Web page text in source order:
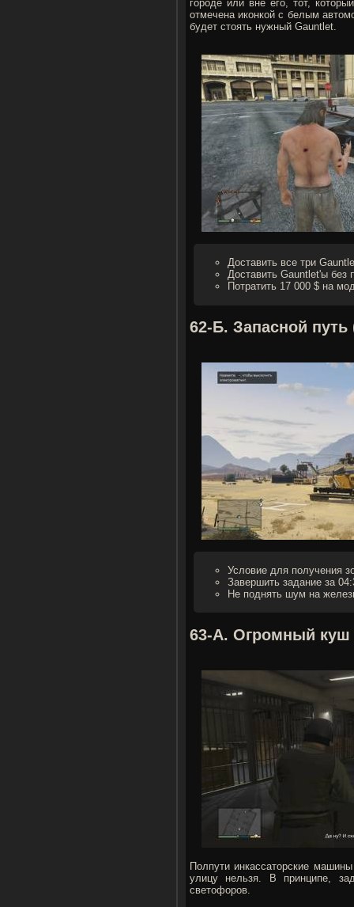
городе или вне его, тот,
отмечена иконкой с белым
будет стоять нужный Gauntlet.
Доставить все три
Доставить Gauntlet'ы без
Потратить 17 000 $ на
62-Б. Запасной
Условие для получения
Завершить задание за
Не поднять шум на
63-А. Огромный
Полпути инкассаторские
улицу нельзя. В принципе,
светофоров.